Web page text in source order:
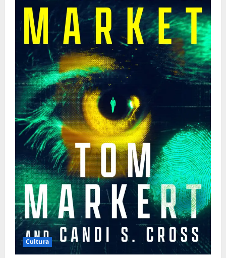
Cultura